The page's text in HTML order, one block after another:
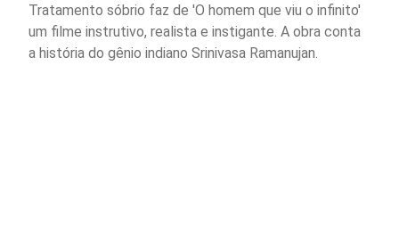
Tratamento sóbrio faz de 'O homem que viu o infinito'
um filme instrutivo, realista e instigante. A obra conta
a história do gênio indiano Srinivasa Ramanujan.